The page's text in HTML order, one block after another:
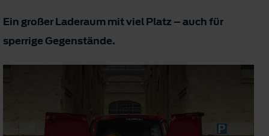
Ein großer Laderaum mit viel Platz – auch für
sperrige Gegenstände.